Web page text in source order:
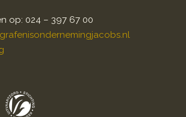
op: 024 – 397 67 00